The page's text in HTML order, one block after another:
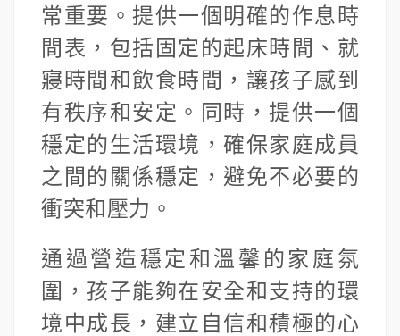
常重要。提供一個明確的作息時
間表，包括固定的起床時間、就
寢時間和飲食時間，讓孩子感到
有秩序和安定。同時，提供一個
穩定的生活環境，確保家庭成員
之間的關係穩定，避免不必要的
衝突和壓力。
通過營造穩定和溫馨的家庭氛
圍，孩子能夠在安全和支持的環
境中成長，建立自信和積極的心